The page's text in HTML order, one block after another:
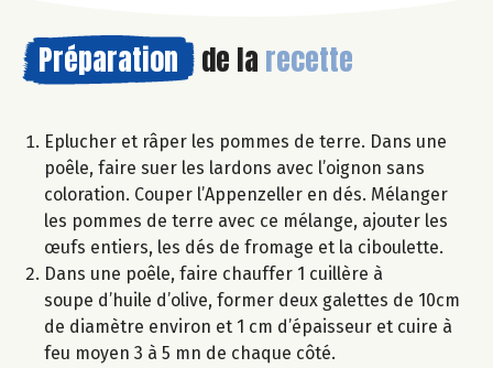
Préparation de la recette
Eplucher et râper les pommes de terre. Dans une
poêle, faire suer les lardons avec l’oignon sans
coloration. Couper l’Appenzeller en dés. Mélanger
les pommes de terre avec ce mélange, ajouter les
œufs entiers, les dés de fromage et la ciboulette.
Dans une poêle, faire chauffer 1 cuillère à
soupe d’huile d’olive, former deux galettes de 10cm
de diamètre environ et 1 cm d’épaisseur et cuire à
feu moyen 3 à 5 mn de chaque côté.